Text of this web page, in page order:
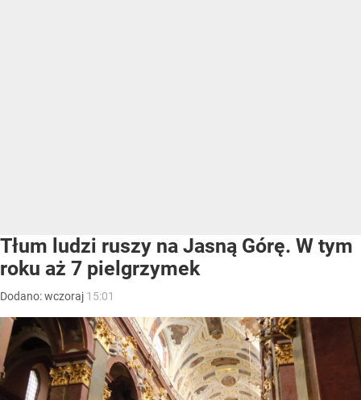
Tłum ludzi ruszy na Jasną Górę. W tym
roku aż 7 pielgrzymek
Dodano:wczoraj 15:01